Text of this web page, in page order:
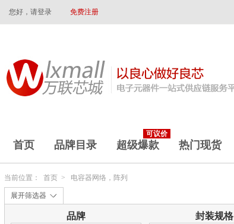
您好，请登录 免费注册
首页 品牌目录
可议价
超级爆款 热门现货
当前位置： 首页 > 电容器网络，阵列
展开筛选器
品牌 封装规格